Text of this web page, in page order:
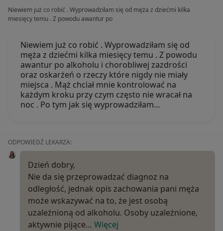
Niewiem już co robić . Wyprowadziłam się od męża z dziećmi kilka
miesięcy temu . Z powodu awantur po
Niewiem już co robić . Wyprowadziłam się od
męża z dziećmi kilka miesięcy temu . Z powodu
awantur po alkoholu i chorobliwej zazdrości
oraz oskarżeń o rzeczy które nigdy nie miały
miejsca . Mąż chciał mnie kontrolować na
każdym kroku przy czym często nie wracał na
noc . Po tym jak się wyprowadziłam…
ODPOWIEDŹ LEKARZA:
Dzień dobry,
Nie da się przeprowadzać diagnoz na
odległość, jednak opis zachowania pani męża
może wskazywać na to, że jest osobą
uzależnioną od alkoholu. Osoby uzależnione,
aktywnie pijące… Więcej